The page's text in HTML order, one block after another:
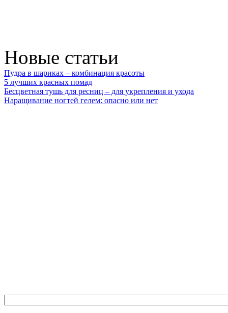
Новые статьи
Пудра в шариках – комбинация красоты
5 лучших красных помад
Бесцветная тушь для ресниц – для укрепления и ухода
Наращивание ногтей гелем: опасно или нет